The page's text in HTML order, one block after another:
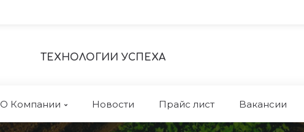
ТЕХНОЛОГИИ УСПЕХА
О Компании Новости Прайс лист Bакансии